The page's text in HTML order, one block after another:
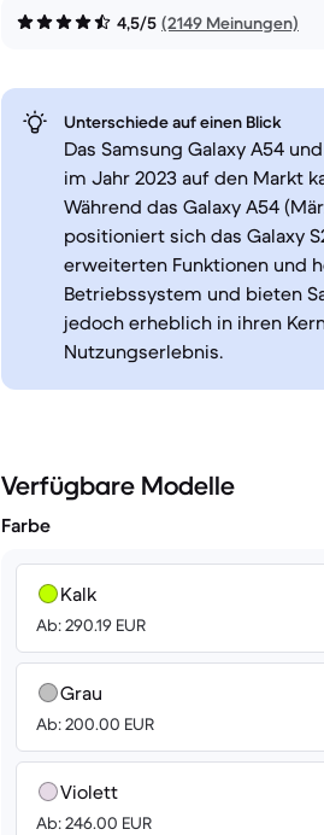
4,5/5 (2149 Meinungen)
Unterschiede auf einen Blick
Das Samsung Galaxy A54
im Jahr 2023 auf den Markt
Während das Galaxy A54
positioniert sich das Galaxy
erweiterten Funktionen und
Betriebssystem und bieten
jedoch erheblich in ihren
Nutzungserlebnis.
Verfügbare Modelle
Farbe
Kalk
Ab: 290.19 EUR
Grau
Ab: 200.00 EUR
Violett
Ab: 246.00 EUR